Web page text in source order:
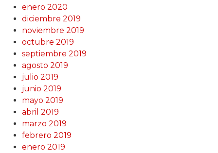
enero 2020
diciembre 2019
noviembre 2019
octubre 2019
septiembre 2019
agosto 2019
julio 2019
junio 2019
mayo 2019
abril 2019
marzo 2019
febrero 2019
enero 2019